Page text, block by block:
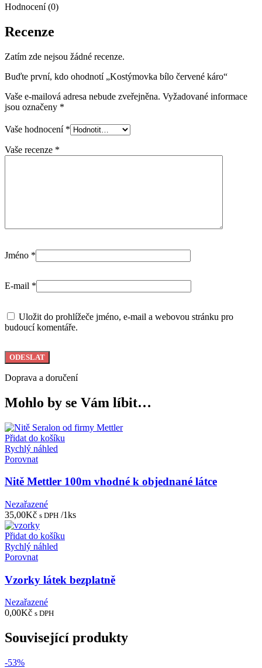
Hodnocení (0)
Recenze
Zatím zde nejsou žádné recenze.
Buďte první, kdo ohodnotí „Kostýmovka bílo červené káro“
Vaše e-mailová adresa nebude zveřejněna. Vyžadované informace
jsou označeny *
Vaše hodnocení *
Vaše recenze *
Jméno *
E-mail *
Uložit do prohlížeče jméno, e-mail a webovou stránku pro
budoucí komentáře.
Doprava a doručení
Mohlo by se Vám líbit…
Přidat do košíku
Rychlý náhled
Porovnat
Nitě Mettler 100m vhodné k objednané látce
Nezařazené
35,00Kč s DPH /1ks
Přidat do košíku
Rychlý náhled
Porovnat
Vzorky látek bezplatně
Nezařazené
0,00Kč s DPH
Související produkty
-53%